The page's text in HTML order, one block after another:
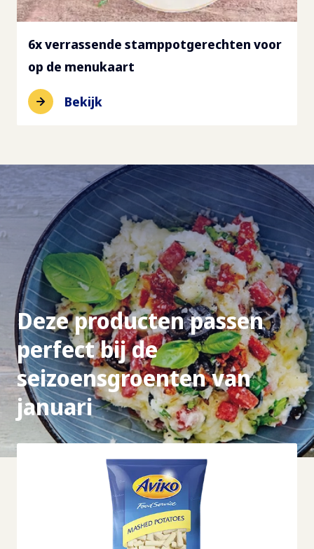
6x verrassende stamppotgerechten voor
op de menukaart
Bekijk
Deze producten passen
perfect bij de
seizoensgroenten van
januari